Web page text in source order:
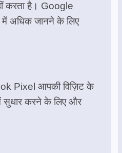
करता है। Google
में अधिक जानने के लिए
Pixel आपकी विज़िट के
सुधार करने के लिए और